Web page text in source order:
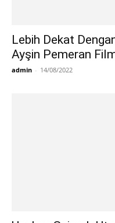
Lebih Dekat
Ayşin Pemeran
admin - 14/08/2022